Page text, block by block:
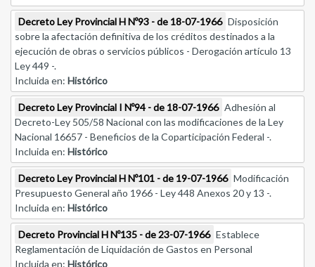
Decreto Ley Provincial H Nº93 - de 18-07-1966 Disposición
sobre la afectación definitiva de los créditos destinados a la
ejecución de obras o servicios públicos - Derogación artículo 13
Ley 449 -.
Incluida en: Histórico
Decreto Ley Provincial I Nº94 - de 18-07-1966 Adhesión al
Decreto-Ley 505/58 Nacional con las modificaciones de la Ley
Nacional 16657 - Beneficios de la Coparticipación Federal -.
Incluida en: Histórico
Decreto Ley Provincial H Nº101 - de 19-07-1966 Modificación
Presupuesto General año 1966 - Ley 448 Anexos 20 y 13 -.
Incluida en: Histórico
Decreto Provincial H Nº135 - de 23-07-1966 Establece
Reglamentación de Liquidación de Gastos en Personal
Incluida en: Histórico